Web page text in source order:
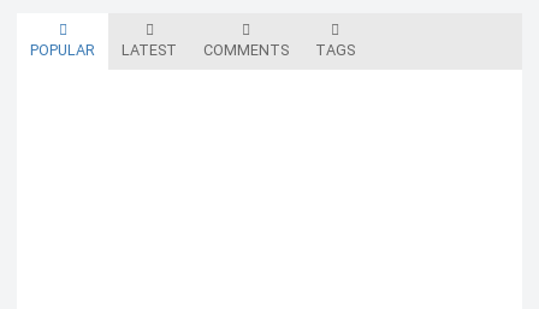
POPULAR LATEST COMMENTS TAGS